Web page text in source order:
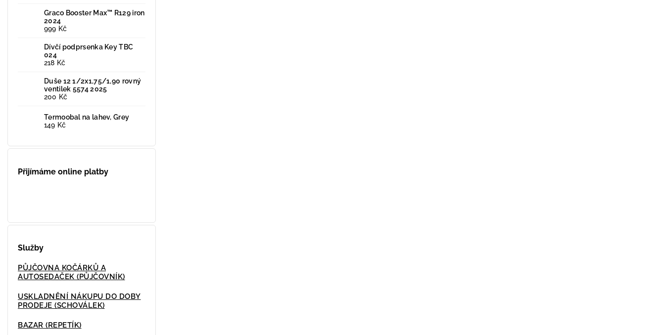
Graco Booster Max™ R129 iron
2024
999 Kč
Dívčí podprsenka Key TBC
024
218 Kč
Duše 12 1/2x1,75/1,90 rovný
ventilek 5574 2025
200 Kč
Termoobal na lahev, Grey
149 Kč
Přijímáme online platby
Služby
PŮJČOVNA KOČÁRKŮ A
AUTOSEDAČEK (PŮJČOVNÍK)
USKLADNĚNÍ NÁKUPU DO DOBY
PRODEJE (SCHOVÁLEK)
BAZAR (REPETÍK)